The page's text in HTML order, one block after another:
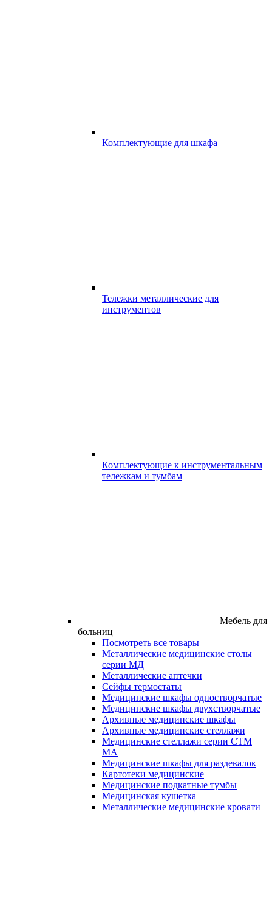
Комплектующие для шкафа
Тележки металлические для
инструментов
Комплектующие к инструментальным
тележкам и тумбам
Мебель для
больниц
Посмотреть все товары
Металлические медицинские столы
серии МД
Металлические аптечки
Сейфы термостаты
Медицинские шкафы одностворчатые
Медицинские шкафы двухстворчатые
Архивные медицинские шкафы
Архивные медицинские стеллажи
Медицинские стеллажи серии СТМ
МА
Медицинские шкафы для раздевалок
Картотеки медицинские
Медицинские подкатные тумбы
Медицинская кушетка
Металлические медицинские кровати